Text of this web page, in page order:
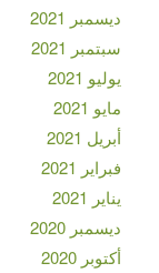
ديسمبر 2021
سبتمبر 2021
يوليو 2021
مايو 2021
أبريل 2021
فبراير 2021
يناير 2021
ديسمبر 2020
أكتوبر 2020